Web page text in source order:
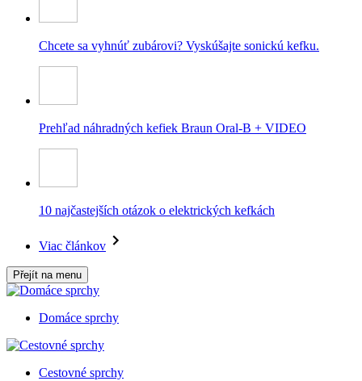
Chcete sa vyhnúť zubárovi? Vyskúšajte sonickú kefku.
Prehľad náhradných kefiek Braun Oral-B + VIDEO
10 najčastejších otázok o elektrických kefkách
Viac článkov
Přejít na menu
Domáce sprchy
Cestovné sprchy